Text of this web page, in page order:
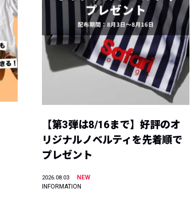
【第3弾は8/16まで】好評のオ
リジナルノベルティを先着順で
プレゼント
2026.08.03
NEW
INFORMATION